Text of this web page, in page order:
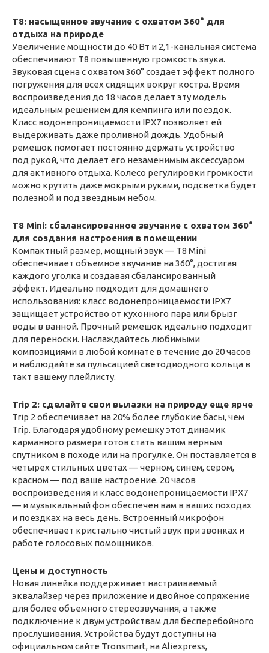
T8: насыщенное звучание с охватом 360° для
отдыха на природе
Увеличение мощности до 40 Вт и 2,1-канальная система
обеспечивают T8 повышенную громкость звука.
Звуковая сцена с охватом 360° создает эффект полного
погружения для всех сидящих вокруг костра. Время
воспроизведения до 18 часов делает эту модель
идеальным решением для кемпинга или поездок.
Класс водонепроницаемости IPX7 позволяет ей
выдерживать даже проливной дождь. Удобный
ремешок помогает постоянно держать устройство
под рукой, что делает его незаменимым аксессуаром
для активного отдыха. Колесо регулировки громкости
можно крутить даже мокрыми руками, подсветка будет
полезной и под звездным небом.
T8 Mini: сбалансированное звучание с охватом 360°
для создания настроения в помещении
Компактный размер, мощный звук — T8 Mini
обеспечивает объемное звучание на 360°, достигая
каждого уголка и создавая сбалансированный
эффект. Идеально подходит для домашнего
использования: класс водонепроницаемости IPX7
защищает устройство от кухонного пара или брызг
воды в ванной. Прочный ремешок идеально подходит
для переноски. Наслаждайтесь любимыми
композициями в любой комнате в течение до 20 часов
и наблюдайте за пульсацией светодиодного кольца в
такт вашему плейлисту.
Trip 2: сделайте свои вылазки на природу еще ярче
Trip 2 обеспечивает на 20% более глубокие басы, чем
Trip. Благодаря удобному ремешку этот динамик
карманного размера готов стать вашим верным
спутником в походе или на прогулке. Он поставляется в
четырех стильных цветах — черном, синем, сером,
красном — под ваше настроение. 20 часов
воспроизведения и класс водонепроницаемости IPX7
— и музыкальный фон обеспечен вам в ваших походах
и поездках на весь день. Встроенный микрофон
обеспечивает кристально чистый звук при звонках и
работе голосовых помощников.
Цены и доступность
Новая линейка поддерживает настраиваемый
эквалайзер через приложение и двойное сопряжение
для более объемного стереозвучания, а также
подключение к двум устройствам для бесперебойного
прослушивания. Устройства будут доступны на
официальном сайте Tronsmart, на Aliexpress,